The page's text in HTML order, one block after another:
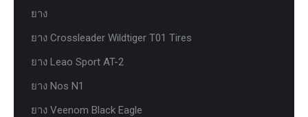
ยาง
ยาง Crossleader Wildtiger T01 Tires
ยาง Leao Sport AT-2
ยาง Nos N1
ยาง Veenom Black Eagle